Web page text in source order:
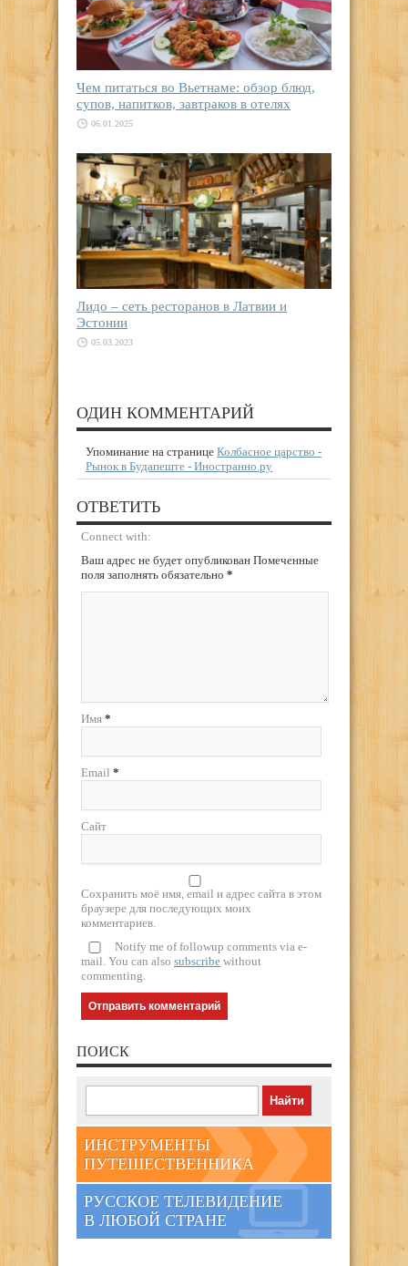
Чем питаться во Вьетнаме: обзор блюд,
супов, напитков, завтраков в отелях
06.01.2025
Лидо – сеть ресторанов в Латвии и
Эстонии
05.03.2023
ОДИН КОММЕНТАРИЙ
Упоминание на странице Колбасное царство -
Рынок в Будапеште - Иностранно.ру
ОТВЕТИТЬ
Connect with:
Ваш адрес не будет опубликован Помеченные
поля заполнять обязательно *
Имя *
Email *
Сайт
Сохранить моё имя, email и адрес сайта в этом
браузере для последующих моих
комментариев.
Notify me of followup comments via e-
mail. You can also subscribe without
commenting.
ПОИСК
ИНСТРУМЕНТЫ
ПУТЕШЕСТВЕННИКА
РУССКОЕ ТЕЛЕВИДЕНИЕ
В ЛЮБОЙ СТРАНЕ